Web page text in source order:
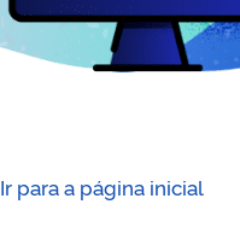
Ir para a página inicial